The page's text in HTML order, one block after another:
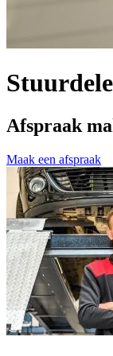
Afspraak
Maak een afspraak